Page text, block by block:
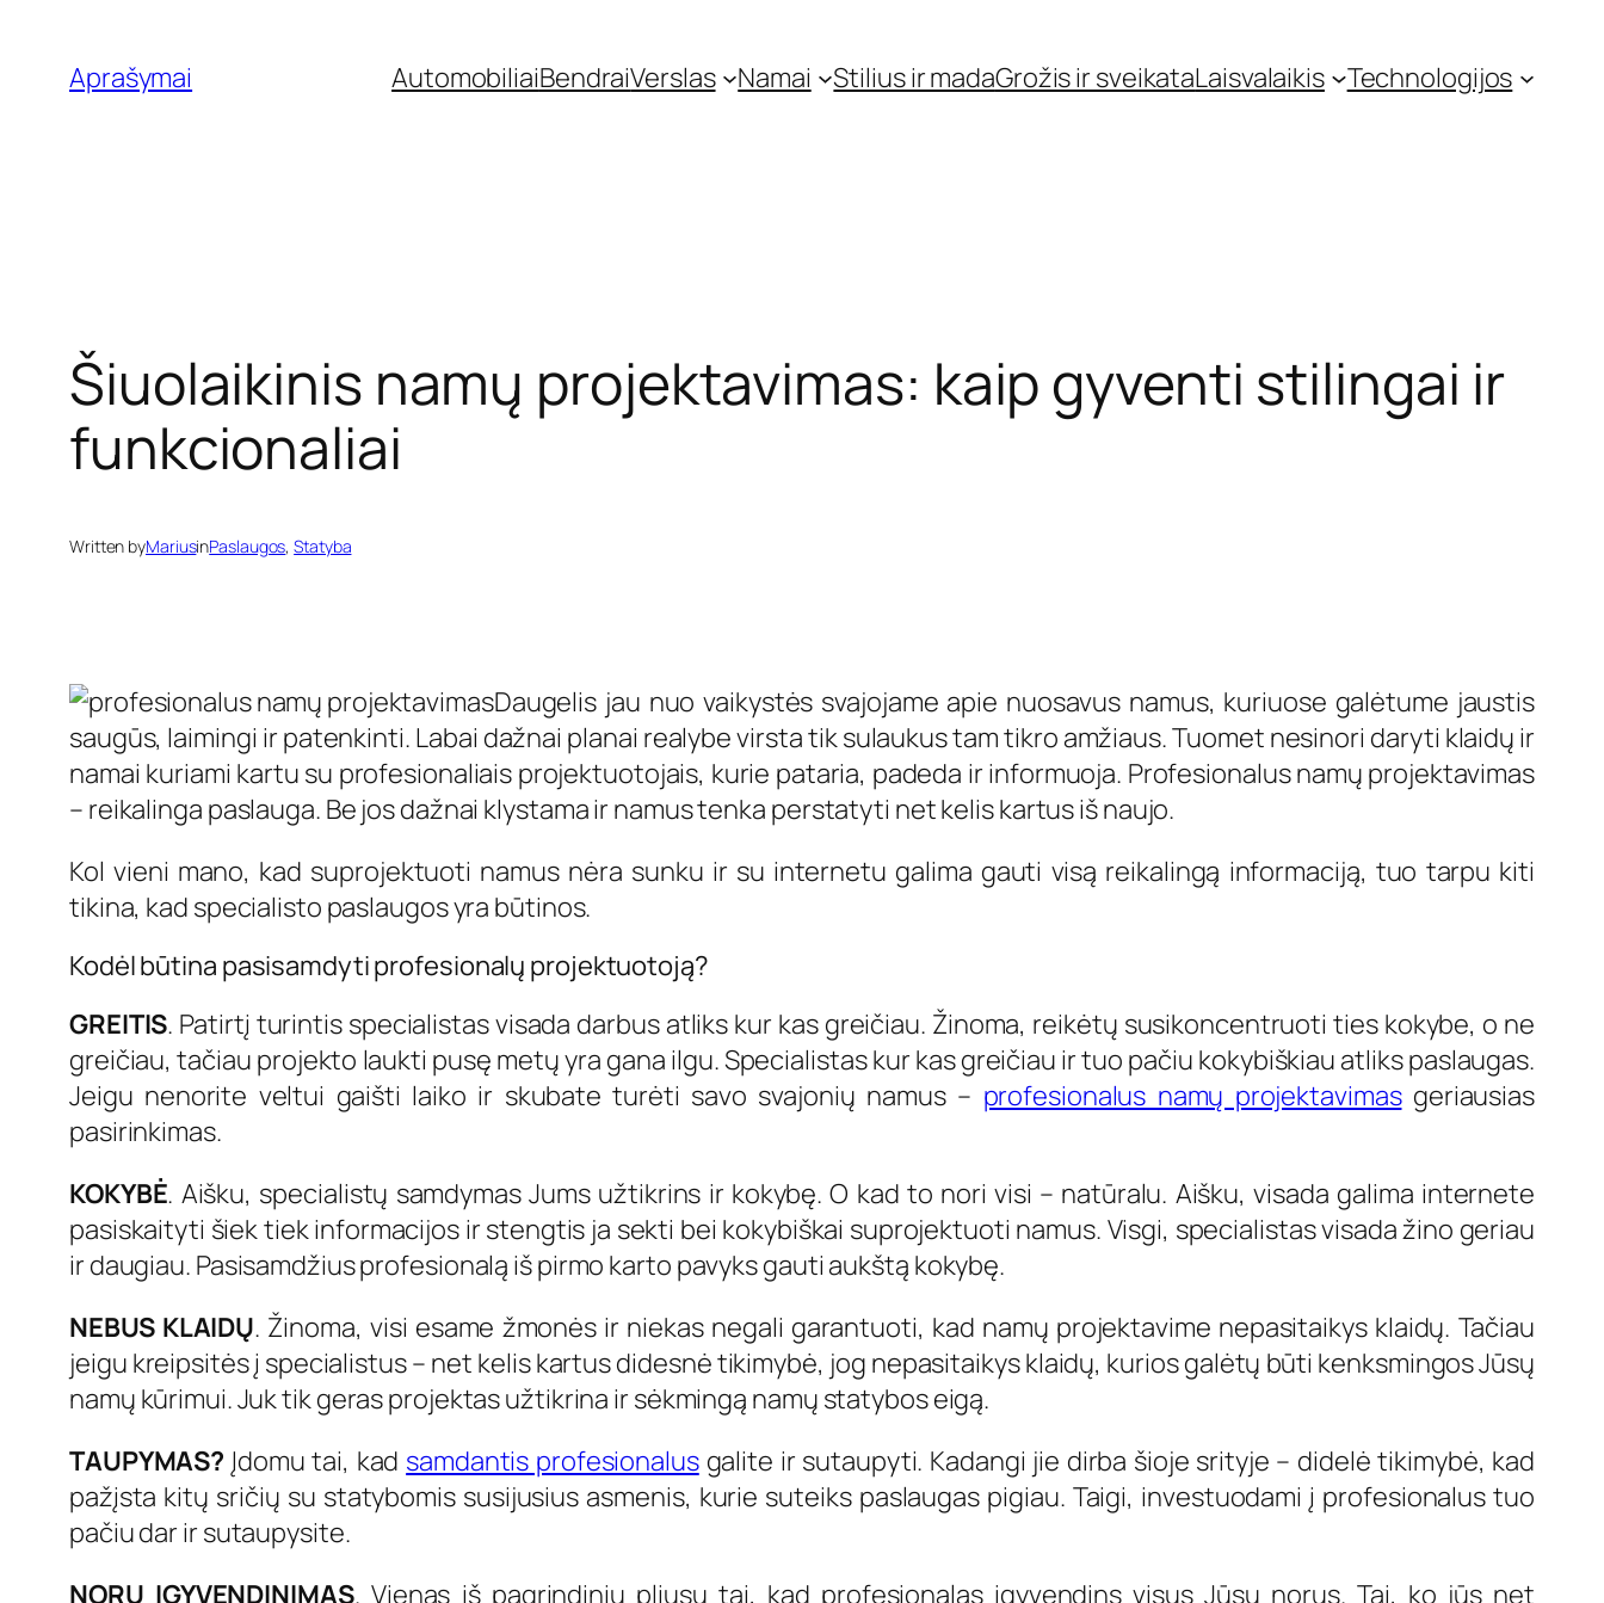
turinio
Aprašymai AutomobiliaiBendraiVerslas Namai Stilius ir madaGrožis ir sveikataLaisvalaikis Technologijos
Šiuolaikinis namų projektavimas: kaip gyventi stilingai ir
funkcionaliai
Written byMariusinPaslaugos, Statyba
Daugelis jau nuo vaikystės svajojame apie nuosavus namus, kuriuose galėtume jaustis
saugūs, laimingi ir patenkinti. Labai dažnai planai realybe virsta tik sulaukus tam tikro amžiaus. Tuomet nesinori daryti klaidų ir
namai kuriami kartu su profesionaliais projektuotojais, kurie pataria, padeda ir informuoja. Profesionalus namų projektavimas
– reikalinga paslauga. Be jos dažnai klystama ir namus tenka perstatyti net kelis kartus iš naujo.
Kol vieni mano, kad suprojektuoti namus nėra sunku ir su internetu galima gauti visą reikalingą informaciją, tuo tarpu kiti
tikina, kad specialisto paslaugos yra būtinos.
Kodėl būtina pasisamdyti profesionalų projektuotoją?
GREITIS. Patirtį turintis specialistas visada darbus atliks kur kas greičiau. Žinoma, reikėtų susikoncentruoti ties kokybe, o ne
greičiau, tačiau projekto laukti pusę metų yra gana ilgu. Specialistas kur kas greičiau ir tuo pačiu kokybiškiau atliks paslaugas.
Jeigu nenorite veltui gaišti laiko ir skubate turėti savo svajonių namus – profesionalus namų projektavimasgeriausias
pasirinkimas.
KOKYBĖ. Aišku, specialistų samdymas Jums užtikrins ir kokybę. O kad to nori visi – natūralu. Aišku, visada galima internete
pasiskaityti šiek tiek informacijos ir stengtis ja sekti bei kokybiškai suprojektuoti namus. Visgi, specialistas visada žino geriau
ir daugiau. Pasisamdžius profesionalą iš pirmo karto pavyks gauti aukštą kokybę.
NEBUS KLAIDŲ. Žinoma, visi esame žmonės ir niekas negali garantuoti, kad namų projektavime nepasitaikys klaidų. Tačiau
jeigu kreipsitės į specialistus – net kelis kartus didesnė tikimybė, jog nepasitaikys klaidų, kurios galėtų būti kenksmingos Jūsų
namų kūrimui. Juk tik geras projektas užtikrina ir sėkmingą namų statybos eigą.
TAUPYMAS? Įdomu tai, kad samdantis profesionalusgalite ir sutaupyti. Kadangi jie dirba šioje srityje – didelė tikimybė, kad
pažįsta kitų sričių su statybomis susijusius asmenis, kurie suteiks paslaugas pigiau. Taigi, investuodami į profesionalus tuo
pačiu dar ir sutaupysite.
NORŲ ĮGYVENDINIMAS. Vienas iš pagrindinių pliusų tai, kad profesionalas įgyvendins visus Jūsų norus. Tai, ko jūs net